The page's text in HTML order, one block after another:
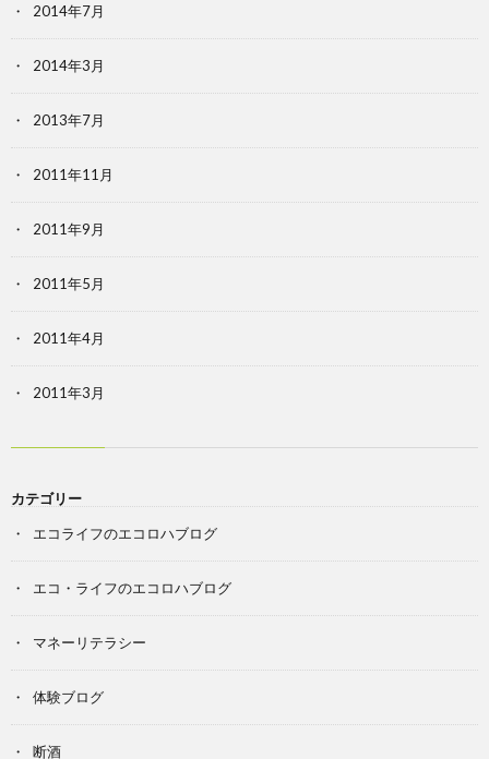
2014年7月
2014年3月
2013年7月
2011年11月
2011年9月
2011年5月
2011年4月
2011年3月
カテゴリー
エコライフのエコロハブログ
エコ・ライフのエコロハブログ
マネーリテラシー
体験ブログ
断酒